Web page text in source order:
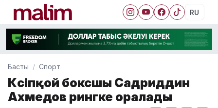
RU
Басты Спорт
Кәсіпқой боксшы Садриддин
Ахмедов рингке оралады